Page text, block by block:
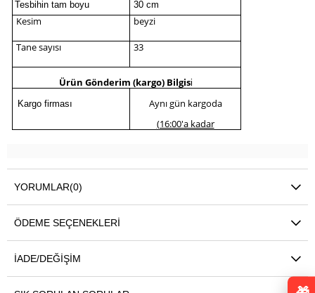
Tesbihin tam boyu 30 cm
Kesim beyzi
Tane sayısı 33
Ürün Gönderim (kargo) Bilgisi
Kargo firması
Aynı gün kargoda
(16:00'a kadar
YORUMLAR(0)
ÖDEME SEÇENEKLERI
İADE/DEĞIŞIM